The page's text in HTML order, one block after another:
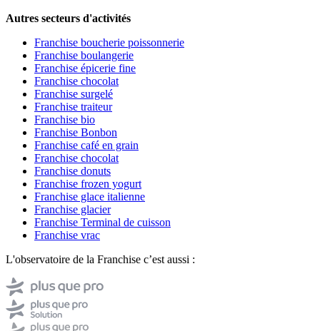
Autres secteurs d'activités
Franchise boucherie poissonnerie
Franchise boulangerie
Franchise épicerie fine
Franchise chocolat
Franchise surgelé
Franchise traiteur
Franchise bio
Franchise Bonbon
Franchise café en grain
Franchise chocolat
Franchise donuts
Franchise frozen yogurt
Franchise glace italienne
Franchise glacier
Franchise Terminal de cuisson
Franchise vrac
L'observatoire de la Franchise c’est aussi :